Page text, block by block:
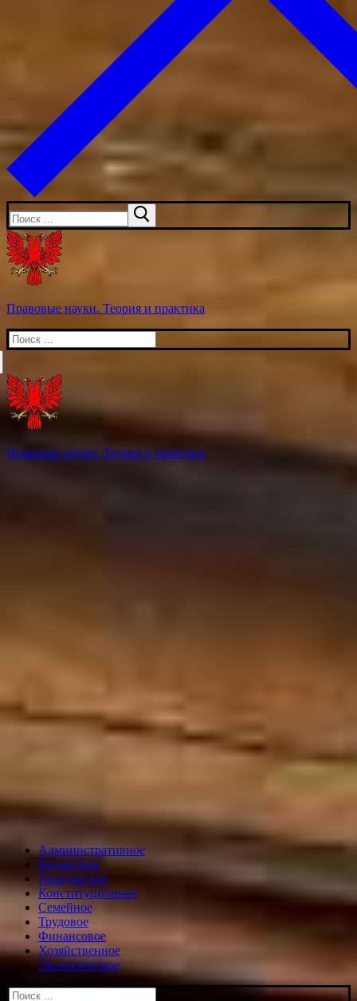
Искать:
Правовые науки. Теория и практика
Искать:
Правовые науки. Теория и практика
Административное
Бюджетное
Гражданское
Конституционное
Семейное
Трудовое
Финансовое
Хозяйственное
Экологическое
Искать: